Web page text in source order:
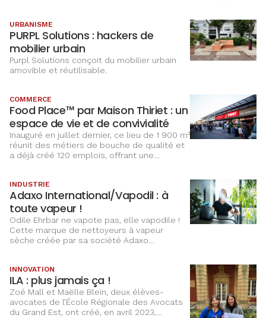
et développement durable, découvrez
comment Sofitel continue de se réinventer
pour séduire dans un marché ultra-
compétitif.
URBANISME
PURPL Solutions : hackers de
mobilier urbain
Purpl Solutions conçoit du mobilier urbain
amovible et réutilisable.
COMMERCE
Food Place™ par Maison Thiriet : un
espace de vie et de convivialité
Inauguré en juillet dernier, ce lieu de 1 900 m²
réunit des métiers de bouche de qualité et
a déjà créé 120 emplois, offrant une
INDUSTRIE
Adaxo International/Vapodil : à
toute vapeur !
Odile Ehrbar ne vapote pas, elle vapodile !
Cette marque de nettoyeurs à vapeur
sèche créée par sa société Adaxo
s’apprête à lancer une nouvelle gamme
dédiée aux professionnels, qui sera produite
en Alsace.
INNOVATION
ILA : plus jamais ça !
Zoé Mall et Maëlle Blein, deux élèves-
avocates de l’École Régionale des Avocats
du Grand Est, ont créé, en avril 2023,